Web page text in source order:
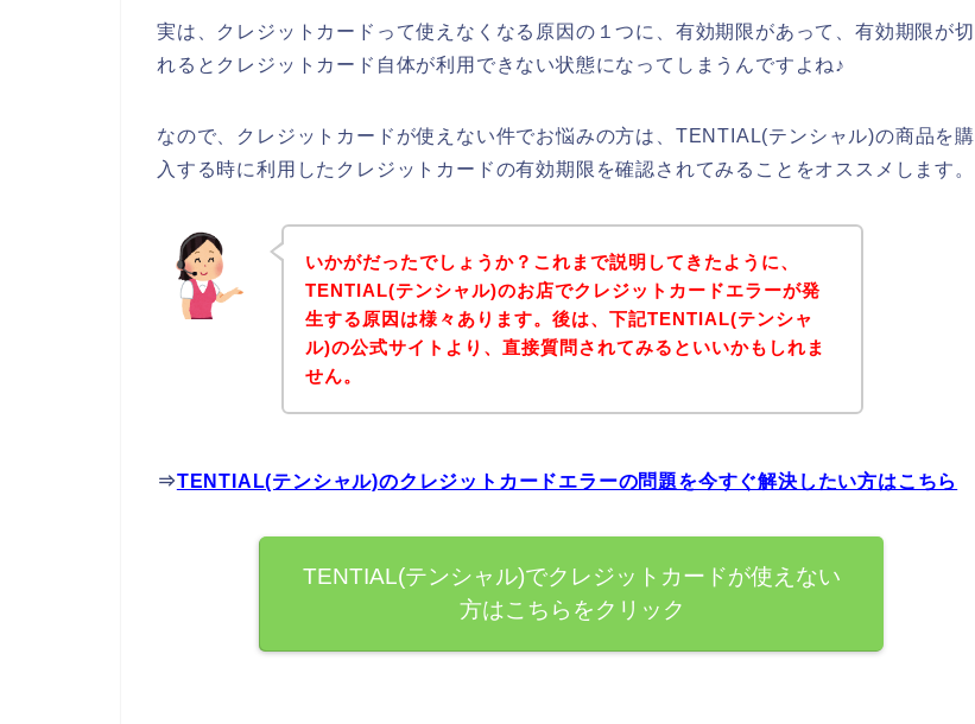
実は、クレジットカードって使えなくなる原因の１つに、有効期限があって、有効期限が切
れるとクレジットカード自体が利用できない状態になってしまうんですよね♪
なので、クレジットカードが使えない件でお悩みの方は、TENTIAL(テンシャル)の商品を購
入する時に利用したクレジットカードの有効期限を確認されてみることをオススメします。
いかがだったでしょうか？これまで説明してきたように、
TENTIAL(テンシャル)のお店でクレジットカードエラーが発
生する原因は様々あります。後は、下記TENTIAL(テンシャ
ル)の公式サイトより、直接質問されてみるといいかもしれま
せん。
⇒TENTIAL(テンシャル)のクレジットカードエラーの問題を今すぐ解決したい方はこちら
TENTIAL(テンシャル)でクレジットカードが使えない
方はこちらをクリック